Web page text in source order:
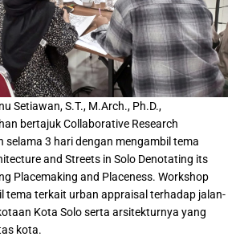
Setiawan, S.T., M.Arch., Ph.D.,
bertajuk Collaborative Research
selama 3 hari dengan mengambil tema
and Streets in Solo Denotating its
Placemaking and Placeness. Workshop
tema terkait urban appraisal terhadap jalan-
Kota Solo serta arsitekturnya yang
kota.